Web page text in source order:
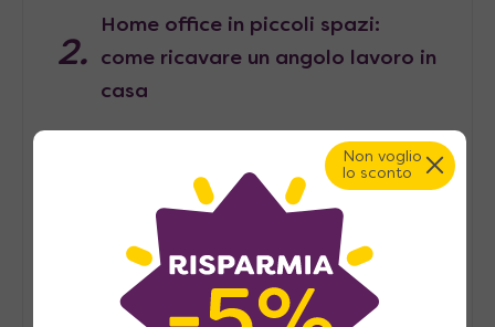
Home office in piccoli spazi:
come ricavare un angolo lavoro in
casa
Pied-à-terre, consigli per
arredarlo
Arredare casa in modo
Non voglio
lo sconto